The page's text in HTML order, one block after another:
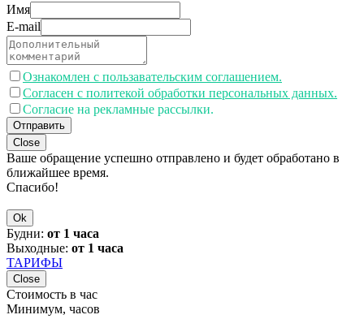
Имя
E-mail
Ознакомлен с пользавательским соглашением.
Согласен с политекой обработки персональных данных.
Согласие на рекламные рассылки.
Отправить
Close
Ваше обращение успешно отправлено и будет обработано в
ближайшее время.
Спасибо!
Ok
Будни: от 1 часа
Выходные: от 1 часа
ТАРИФЫ
Close
Стоимость в час
Минимум, часов